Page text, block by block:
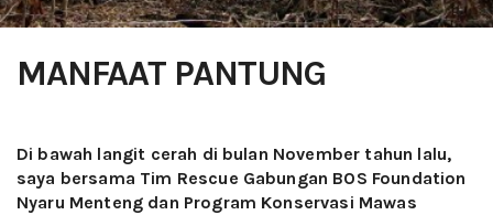
MANFAAT PANTUNG
Di bawah langit cerah di bulan November tahun lalu,
saya bersama Tim Rescue Gabungan BOS Foundation
Nyaru Menteng dan Program Konservasi Mawas